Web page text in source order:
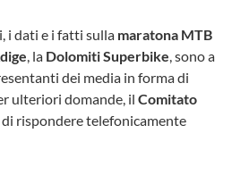
i dati e i fatti sulla maratona MTB
, la Dolomiti Superbike, sono a
dei media in forma di
ulteriori domande, il Comitato
rispondere telefonicamente